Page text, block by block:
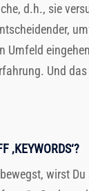
d.h., sie
Und
‚KEYWORDS‘?
wirst